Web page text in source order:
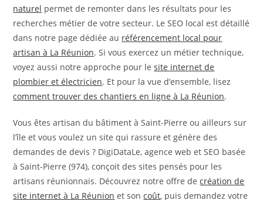
naturel permet de remonter dans les résultats pour les
recherches métier de votre secteur. Le SEO local est détaillé
dans notre page dédiée au référencement local pour
artisan à La Réunion. Si vous exercez un métier technique,
voyez aussi notre approche pour lesite internet de
plombier et électricien. Et pour la vue d’ensemble, lisez
comment trouver des chantiers en ligne à La Réunion.
Vous êtes artisan du bâtiment à Saint-Pierre ou ailleurs sur
l’île et vous voulez un site qui rassure et génère des
demandes de devis ? DigiDataLe, agence web et SEO basée
à Saint-Pierre (974), conçoit des sites pensés pour les
artisans réunionnais. Découvrez notre offre decréation de
site internet à La Réunion et soncoût, puis demandez votre